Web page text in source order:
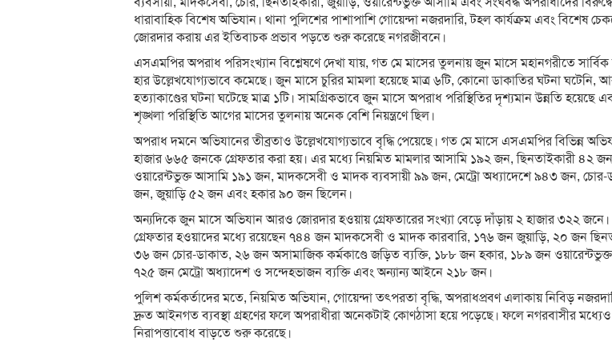
ধারাবাহিক বিশেষ অভিযান। থানা পুলিশের পাশাপাশি গোয়েন্দা নজরদারি, টহল কার্যক্রম এবং বিশেষ
জোরদার করায় এর ইতিবাচক প্রভাব পড়তে শুরু করেছে নগরজীবনে।
এসএমপির অপরাধ পরিসংখ্যান বিশ্লেষণে দেখা যায়, গত মে মাসের তুলনায় জুন মাসে মহানগরীতে
হার উল্লেখযোগ্যভাবে কমেছে। জুন মাসে চুরির মামলা হয়েছে মাত্র ৬টি, কোনো ডাকাতির ঘটনা ঘটেনি,
হত্যাকাণ্ডের ঘটনা ঘটেছে মাত্র ১টি। সামগ্রিকভাবে জুন মাসে অপরাধ পরিস্থিতির দৃশ্যমান উন্নতি হয়েছে
শৃঙ্খলা পরিস্থিতি আগের মাসের তুলনায় অনেক বেশি নিয়ন্ত্রণে ছিল।
অপরাধ দমনে অভিযানের তীব্রতাও উল্লেখযোগ্যভাবে বৃদ্ধি পেয়েছে। গত মে মাসে এসএমপির বিভিন্ন
হাজার ৬৬৫ জনকে গ্রেফতার করা হয়। এর মধ্যে নিয়মিত মামলার আসামি ১৯২ জন, ছিনতাইকারী ৪২
ওয়ারেন্টভুক্ত আসামি ১৯১ জন, মাদকসেবী ও মাদক ব্যবসায়ী ৯৯ জন, মেট্রো অধ্যাদেশে ৯৪৩ জন,
জন, জুয়াড়ি ৫২ জন এবং হকার ৯০ জন ছিলেন।
অন্যদিকে জুন মাসে অভিযান আরও জোরদার হওয়ায় গ্রেফতারের সংখ্যা বেড়ে দাঁড়ায় ২ হাজার ৩২২
গ্রেফতার হওয়াদের মধ্যে রয়েছেন ৭৪৪ জন মাদকসেবী ও মাদক কারবারি, ১৭৬ জন জুয়াড়ি, ২০ জন
৩৬ জন চোর-ডাকাত, ২৬ জন অসামাজিক কর্মকাণ্ডে জড়িত ব্যক্তি, ১৮৮ জন হকার, ১৮৯ জন
৭২৫ জন মেট্রো অধ্যাদেশ ও সন্দেহভাজন ব্যক্তি এবং অন্যান্য আইনে ২১৮ জন।
পুলিশ কর্মকর্তাদের মতে, নিয়মিত অভিযান, গোয়েন্দা তৎপরতা বৃদ্ধি, অপরাধপ্রবণ এলাকায় নিবিড়
দ্রুত আইনগত ব্যবস্থা গ্রহণের ফলে অপরাধীরা অনেকটাই কোণঠাসা হয়ে পড়েছে। ফলে নগরবাসীর মধ্যেও
নিরাপত্তাবোধ বাড়তে শুরু করেছে।